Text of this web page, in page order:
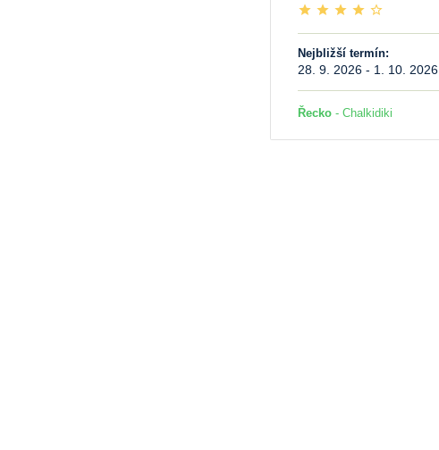
Nejbližší termín:
28. 9. 2026 - 1. 10. 2026
Řecko - Chalkidiki